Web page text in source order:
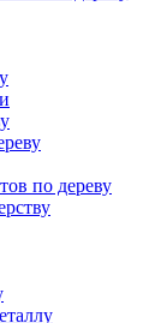
по дереву